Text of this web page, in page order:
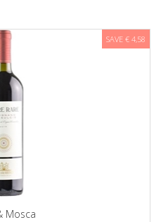
SAVE € 4,58
Mosca